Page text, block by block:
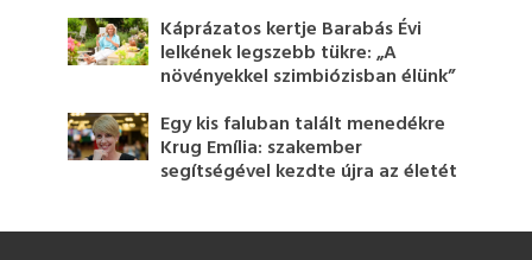
Káprázatos kertje Barabás Évi
lelkének legszebb tükre: „A
növényekkel szimbiózisban élünk”
Egy kis faluban talált menedékre
Krug Emília: szakember
segítségével kezdte újra az életét